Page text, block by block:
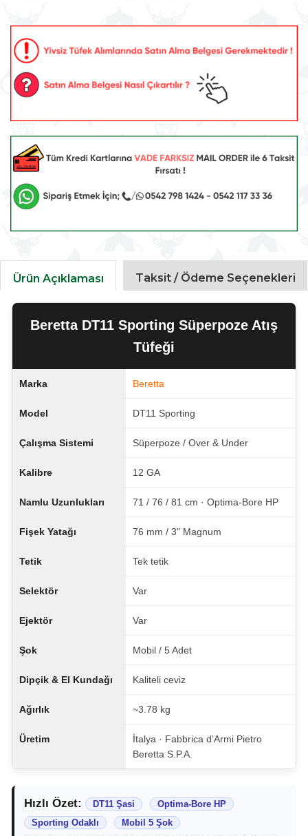
Ürün Açıklaması Taksit / Ödeme Seçenekleri
Beretta DT11 Sporting Süperpoze Atış
Tüfeği
Marka Beretta
Model DT11 Sporting
Çalışma Sistemi Süperpoze / Over & Under
Kalibre 12 GA
Namlu Uzunlukları 71 / 76 / 81 cm · Optima-Bore HP
Fişek Yatağı 76 mm / 3" Magnum
Tetik Tek tetik
Selektör Var
Ejektör Var
Şok Mobil / 5 Adet
Dipçik & El Kundağı Kaliteli ceviz
Ağırlık ~3.78 kg
Üretim
İtalya · Fabbrica d’Armi Pietro
Beretta S.P.A.
Hızlı Özet: DT11 Şasi
Optima-Bore HP
Sporting Odaklı
Mobil 5 Şok